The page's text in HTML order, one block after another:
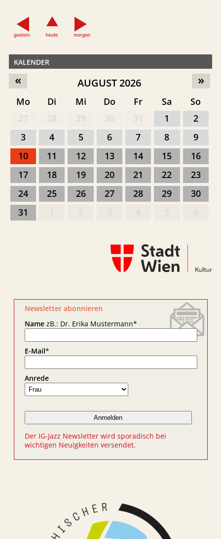
KALENDER
»
« AUGUST 2026
Mo Di Mi Do Fr Sa
So
1
2
3
4 5 6 7 8
9
10
11 12 13 14 15
16
17
18 19 20 21 22
23
24
25 26 27 28 29
30
31
Newsletter abonnieren
NamezB.: Dr. Erika Mustermann*
E-Mail*
Anrede
Der IG-Jazz Newsletter wird sporadisch bei
wichtigen Neuigkeiten versendet.